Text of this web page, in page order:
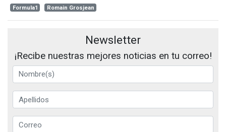
Formula1 Romain Grosjean
Newsletter
¡Recibe nuestras mejores noticias en tu correo!